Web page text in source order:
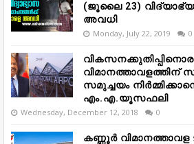
(ജൂലൈ 23)
അവധി
Monday, July 22, 2019 0
വിമാനത്താവളത്തിന്
സമുച്ചയം
എം.എ.യൂസഫലി
Wednesday, December 12, 2018 0
കണ്ണൂർ വിമാനത്താവള